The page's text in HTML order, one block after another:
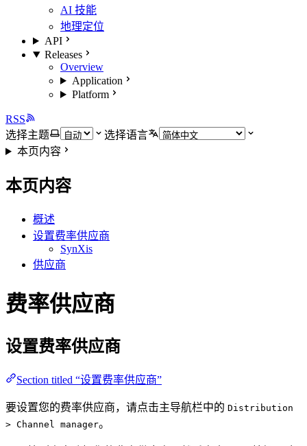
AI 技能
地理定位
API
Releases
Overview
Application
Platform
RSS
选择主题
选择语言
本页内容
本页内容
概述
设置费率供应商
SynXis
供应商
费率供应商
设置费率供应商
Section titled “设置费率供应商”
要设置您的费率供应商，请点击主导航栏中的 Distribution
> Channel manager。